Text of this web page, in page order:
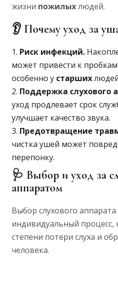
жизни пожилыхлюдей.
👂 Почему уход за
Риск инфекций.
может привести к
особенно у старших
Поддержка слухового
уход продлевает срок
улучшает качество звука.
Предотвращение
чистка ушей может
перепонку.
🩺 Выбор и уход за
аппаратом
Выбор слухового
индивидуальный процесс,
степени потери слуха и
человека.